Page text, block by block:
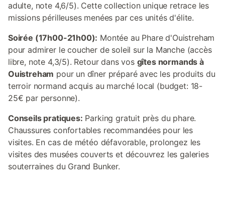
adulte, note 4,6/5). Cette collection unique retrace les
missions périlleuses menées par ces unités d'élite.
Soirée (17h00-21h00): Montée au Phare d'Ouistreham
pour admirer le coucher de soleil sur la Manche (accès
libre, note 4,3/5). Retour dans vos gîtes normands à
Ouistreham pour un dîner préparé avec les produits du
terroir normand acquis au marché local (budget: 18-
25€ par personne).
Conseils pratiques: Parking gratuit près du phare.
Chaussures confortables recommandées pour les
visites. En cas de météo défavorable, prolongez les
visites des musées couverts et découvrez les galeries
souterraines du Grand Bunker.